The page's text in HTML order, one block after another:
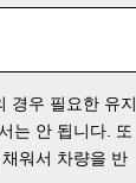
경우 필요한 유지
는 안 됩니다. 또
워서 차량을 반